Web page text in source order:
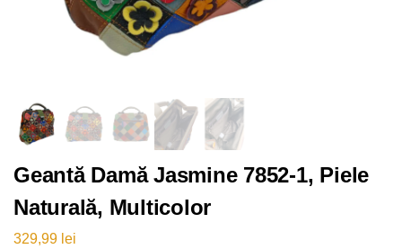
Geantă Damă Jasmine 7852-1, Piele
Naturală, Multicolor
329,99 lei